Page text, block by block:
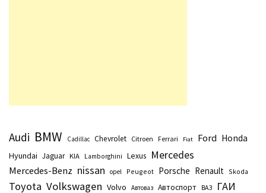
Audi BMW Cadillac Chevrolet Citroen Ferrari Fiat Ford Honda
Hyundai Jaguar KIA Lamborghini Lexus Mercedes
Mercedes-Benz nissan opel Peugeot Porsche Renault Skoda
Toyota Volkswagen Volvo Автоваз Автоспорт ВАЗ ГАИ